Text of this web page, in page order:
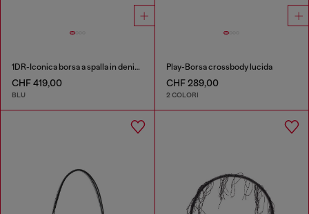
1DR-Iconica borsa a spalla in denim solarizzato
CHF 419,00
BLU
Play-Borsa crossbody lucida
CHF 289,00
2 COLORI